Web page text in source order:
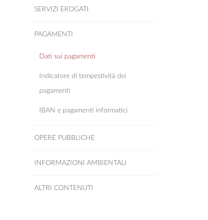
SERVIZI EROGATI
PAGAMENTI
Dati sui pagamenti
Indicatore di tempestività dei
pagamenti
IBAN e pagamenti informatici
OPERE PUBBLICHE
INFORMAZIONI AMBIENTALI
ALTRI CONTENUTI